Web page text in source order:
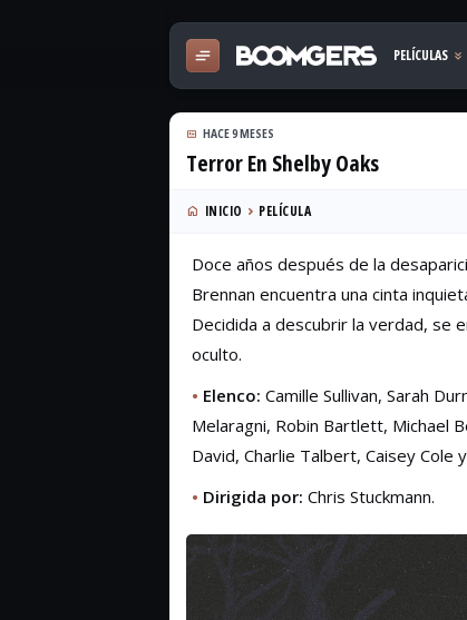
HACE 9 MESES
Terror En Shelby Oaks
INICIO PELÍCULA
Doce años después de la
Brennan encuentra una cinta
Decidida a descubrir la verdad, se
oculto.
• Elenco: Camille Sullivan, Sarah
Melaragni, Robin Bartlett, Michael
David, Charlie Talbert, Caisey Cole
• Dirigida por: Chris Stuckmann.